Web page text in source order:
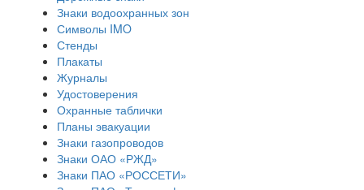
Знаки водоохранных зон
Символы IMO
Стенды
Плакаты
Журналы
Удостоверения
Охранные таблички
Планы эвакуации
Знаки газопроводов
Знаки ОАО «РЖД»
Знаки ПАО «РОССЕТИ»